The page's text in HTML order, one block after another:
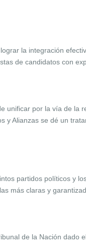
la integración
de candidatos con
unificar por la vía de la
y Alianzas se dé un
partidos políticos y
más claras y
de la Nación dado